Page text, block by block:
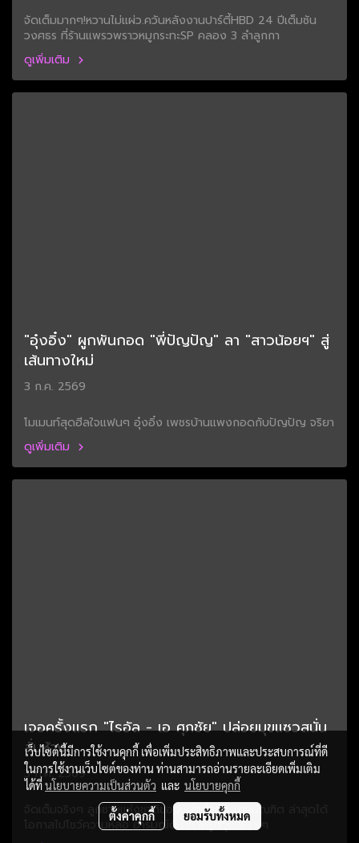
จัดเต็มมากๆ!หวานไม่แผ่ว.ควันหลังงานปาร์ตี้HBD 24 ปีเต็มซัน
วงศธร ที่ร้านแพรวพราวหมูกระทะSP คลอง 3 ลำลูกกา
ดูเพิ่มเติม
"อุ๋งอิ๋ง" ผูกพันกอด "พี่ปัญปัญ" ลา "สาวน้อยฯ" สู่
เส้นทางใหม่
3 ก.ค. 2569
โมเมนท์สุดฮีลใจแฟนๆ อุ๋งอิ๋ง เพชรบ้านแพงกอดกับปัญปัญ จริยา
ดูเพิ่มเติม
เจอครั้งแรก "ไรอัล - เอ ศุภชัย" ปล่อยมุขแซวสนั่น
ลั่นห้าง
3 ก.ค. 2569
จัดเต็มจริงๆ ลูกชายแห่งชาติของแม่ๆ ไรอัล กาจบัณฑิต ล่าสุดได้
โอกาสไปโชว์ความหล่อ อารมณ์ดี เสิร์ฟลูกทุ่งเพราะๆ
เว็บไซต์นี้มีการใช้งานคุกกี้ เพื่อเพิ่มประสิทธิภาพและประสบการณ์ที่ดี
ในการใช้งานเว็บไซต์ของท่าน ท่านสามารถอ่านรายละเอียดเพิ่มเติม
ได้ที่นโยบายความเป็นส่วนตัว และ นโยบายคุกกี้
ตั้งค่าคุกกี้ ยอมรับทั้งหมด